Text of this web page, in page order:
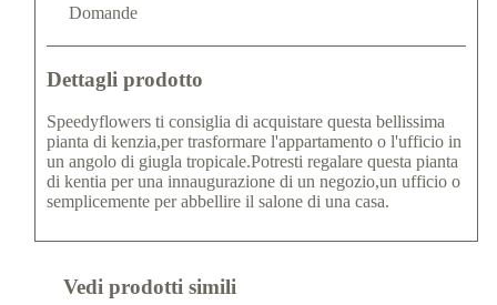
Domande
Dettagli prodotto
Speedyflowers ti consiglia di acquistare questa bellissima
pianta di kenzia,per trasformare l'appartamento o l'ufficio in
un angolo di giugla tropicale.Potresti regalare questa pianta
di kentia per una innaugurazione di un negozio,un ufficio o
semplicemente per abbellire il salone di una casa.
Vedi prodotti simili